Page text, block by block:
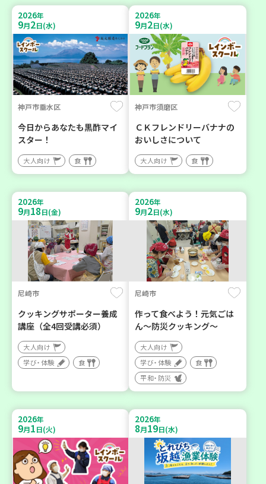
2026年
9月2日(水)
神戸市垂水区
今日からあなたも黒酢マイ
スター！
大人向け 食
2026年
9月2日(水)
神戸市須磨区
ＣＫフレンドリーバナナの
おいしさについて
大人向け 食
2026年
9月18日(金)
尼崎市
クッキングサポーター養成
講座（全4回受講必須）
大人向け
学び・体験
食
2026年
9月2日(水)
尼崎市
作って食べよう！元気ごは
ん～防災クッキング～
大人向け
学び・体験
食
平和・防災
2026年
9月1日(火)
2026年
8月19日(水)